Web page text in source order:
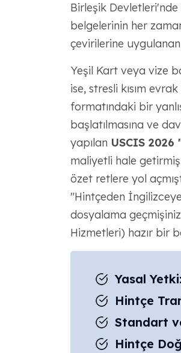
Birleşik
belgelerinin her
çevirilerine
Yeşil Kart veya vize
ise, stresli kısım
formatındaki bir
başlatılmasına ve
yapılan USCIS
maliyetli hale
özet retlere yol
"Hintçeden
dosyalama
Hizmetleri) hazır bir
Yasal
Hintçe
Standart
Hintçe